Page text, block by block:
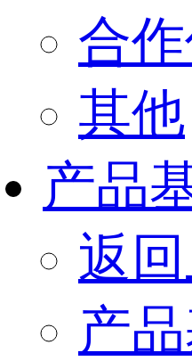
合
其他
产品
返
产